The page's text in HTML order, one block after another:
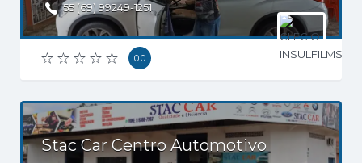
55 (69) 99249-1251
0.0
Stac Car Centro Automotivo